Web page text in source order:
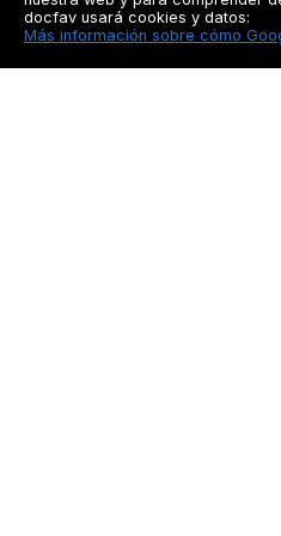
docfav usará cookies y datos:
Más información sobre cómo